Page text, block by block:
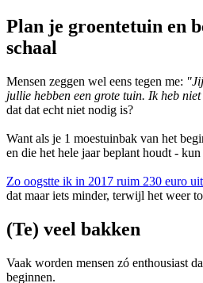
Plan je groentetuin en
schaal
Mensen zeggen wel eens tegen me:
jullie hebben een grote tuin. Ik heb
dat dat echt niet nodig is?
Want als je 1 moestuinbak van het
en die het hele jaar beplant houdt -
Zo oogstte ik in 2017 ruim 230 euro
dat maar iets minder, terwijl het weer
(Te) veel bakken
Vaak worden mensen zó enthousiast
beginnen.